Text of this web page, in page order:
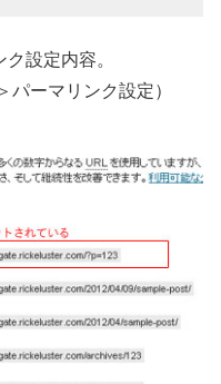
設定内容。
ーマリンク設定）